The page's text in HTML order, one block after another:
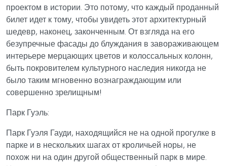
проектом в истории. Это потому, что каждый проданный
билет идет к тому, чтобы увидеть этот архитектурный
шедевр, наконец, законченным. От взгляда на его
безупречные фасады до блуждания в завораживающем
интерьере мерцающих цветов и колоссальных колонн,
быть покровителем культурного наследия никогда не
было таким мгновенно вознаграждающим или
совершенно зрелищным!
Парк Гуэль:
Парк Гуэля Гауди, находящийся не на одной прогулке в
парке и в нескольких шагах от кроличьей норы, не
похож ни на один другой общественный парк в мире.